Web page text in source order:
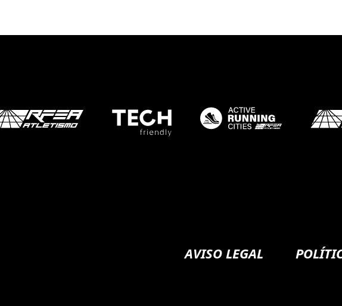
AVISO LEGAL